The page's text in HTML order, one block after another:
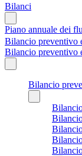
Bilanci
Piano annuale dei
Bilancio preventivo
Bilancio preventivo
Bilancio